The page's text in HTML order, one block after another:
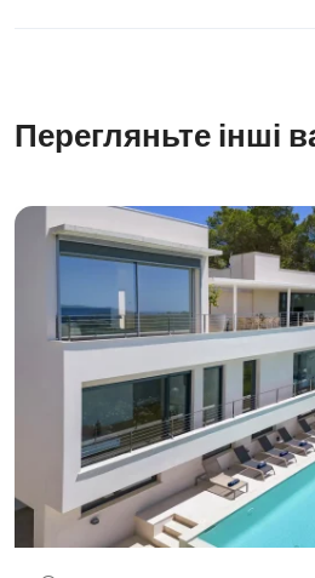
Перегляньте інші